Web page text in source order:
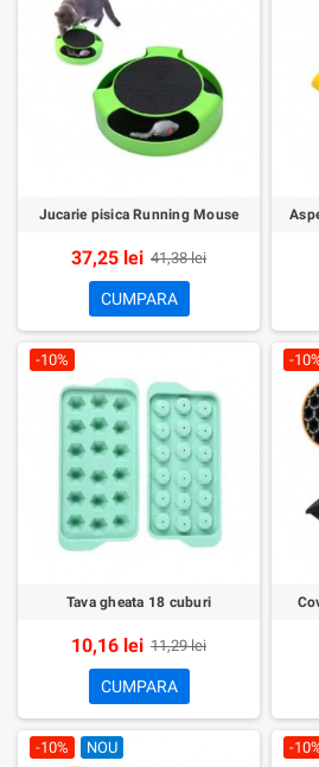
Jucarie pisica Running Mouse
37,25 lei 41,38 lei
CUMPARA
-10%
Tava gheata 18 cuburi
10,16 lei 11,29 lei
CUMPARA
-
-10% NOU -